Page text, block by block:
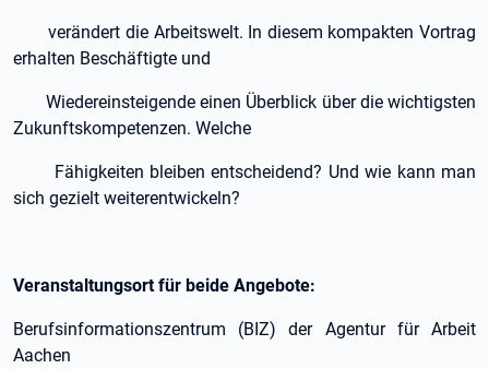
verändert die Arbeitswelt. In diesem kompakten Vortrag
erhalten Beschäftigte und
Wiedereinsteigende einen Überblick über die wichtigsten
Zukunftskompetenzen. Welche
Fähigkeiten bleiben entscheidend? Und wie kann man
sich gezielt weiterentwickeln?
Veranstaltungsort für beide Angebote:
Berufsinformationszentrum (BIZ) der Agentur für Arbeit
Aachen